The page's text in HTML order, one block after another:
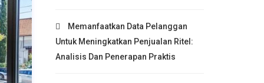
Memanfaatkan Data Pelanggan
Untuk Meningkatkan Penjualan Ritel:
Analisis Dan Penerapan Praktis